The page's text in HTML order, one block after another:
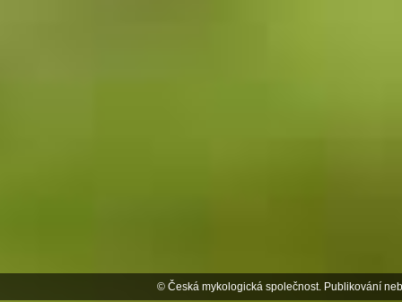
© Česká mykologická společnost. Publikování